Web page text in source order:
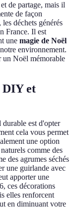
de partage, mais il
de façon
, les déchets générés
France. Il est
une magie de Noël
environnement.
un Noël mémorable
DIY et
est d'opter
cela vous permet
une option
comme des
des agrumes séchés
une guirlande avec
apporter une
ces décorations
elles renforcent
en diminuant votre